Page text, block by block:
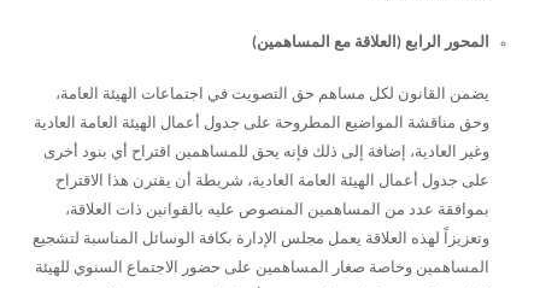
المحور الرابع (العلاقة مع المساهمين)
يضمن القانون لكل مساهم حق التصويت في اجتماعات الهيئة العامة،
وحق مناقشة المواضيع المطروحة على جدول أعمال الهيئة العامة العادية
وغير العادية، إضافة إلى ذلك فإنه يحق للمساهمين اقتراح أي بنود أخرى
على جدول أعمال الهيئة العامة العادية، شريطة أن يقترن هذا الاقتراح
بموافقة عدد من المساهمين المنصوص عليه بالقوانين ذات العلاقة،
وتعزيزاً لهذه العلاقة يعمل مجلس الإدارة بكافة الوسائل المناسبة لتشجيع
المساهمين وخاصة صغار المساهمين على حضور الاجتماع السنوي للهيئة